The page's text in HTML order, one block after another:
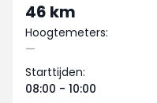
46 km
Hoogtemeters:
—
Starttijden:
08:00 - 10:00